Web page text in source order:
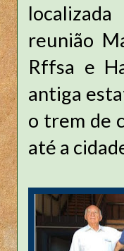
reunião
Rffsa e
antiga
o trem de
até a